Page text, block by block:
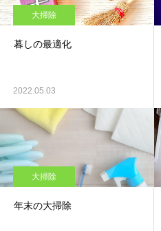
大掃除
暮しの最適化
2022.05.03
大掃除
年末の大掃除